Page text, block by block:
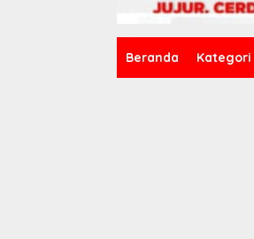
Beranda Kategori